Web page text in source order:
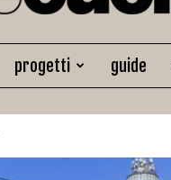
Ambiente
progetti guide